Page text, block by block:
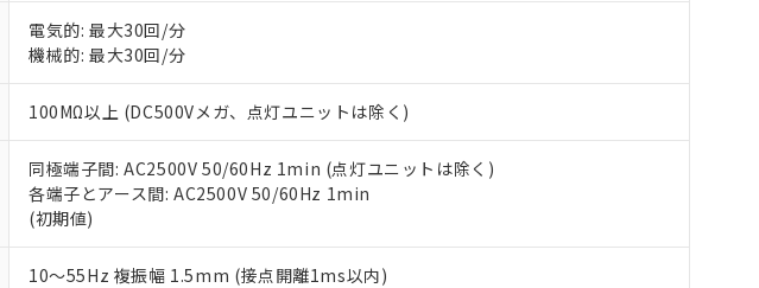
電気的: 最大30回/分
機械的: 最大30回/分
100MΩ以上 (DC500Vメガ、点灯ユニットは除く)
同極端子間: AC2500V 50/60Hz 1min (点灯ユニットは除く)
各端子とアース間: AC2500V 50/60Hz 1min
(初期値)
10～55Hz 複振幅 1.5mm (接点開離1ms以内)
いる法人を指します。
EU RoHS指令（10物質）の非含有証明書
51物質の非含有証明書（当社基準）
※本証明書は発行日時点で非含有を証明するもので、過去に遡って非含有を証明するもので
また、RoHS指令のフタル酸エステル類４物質の対応では、対応完了までの期間は出荷製
混在することから備考欄に対応日を記載しておりました。
既に当社にて対応品への在庫切替を完了していることから、特段のことがない限り、
り割愛しております。